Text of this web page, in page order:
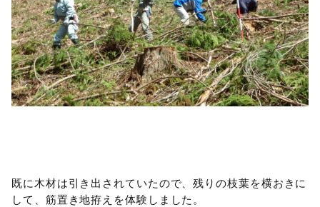
既に木材は引き出されていたので、残りの枝葉を横おきに
して、筋置き地拵えを体験しました。